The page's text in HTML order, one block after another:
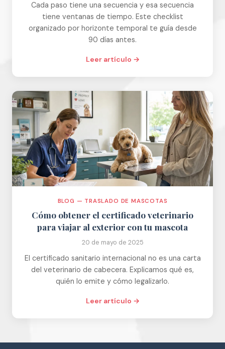
Cada paso tiene una secuencia y esa secuencia
tiene ventanas de tiempo. Este checklist
organizado por horizonte temporal te guía desde
90 días antes.
Leer artículo →
BLOG — TRASLADO DE MASCOTAS
Cómo obtener el certificado veterinario
para viajar al exterior con tu mascota
20 de mayo de 2025
El certificado sanitario internacional no es una carta
del veterinario de cabecera. Explicamos qué es,
quién lo emite y cómo legalizarlo.
Leer artículo →